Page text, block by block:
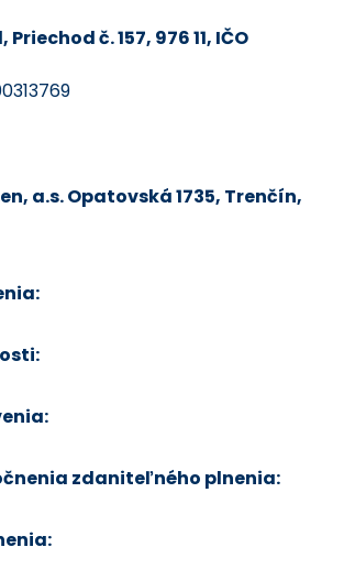
č. 157, 976 11, IČO
a.s. Opatovská 1735, Trenčín,
zdaniteľného plnenia: